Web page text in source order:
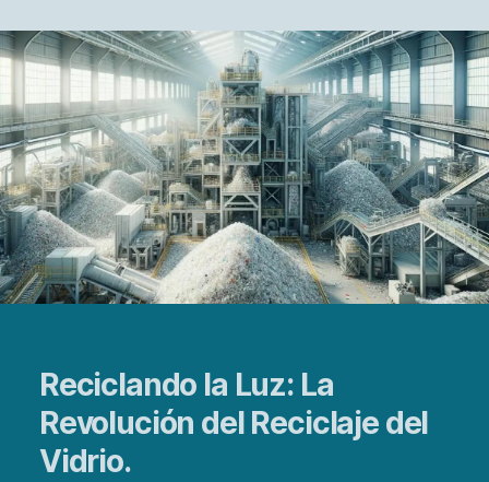
Reciclando la Luz: La
Revolución del Reciclaje del
Vidrio.